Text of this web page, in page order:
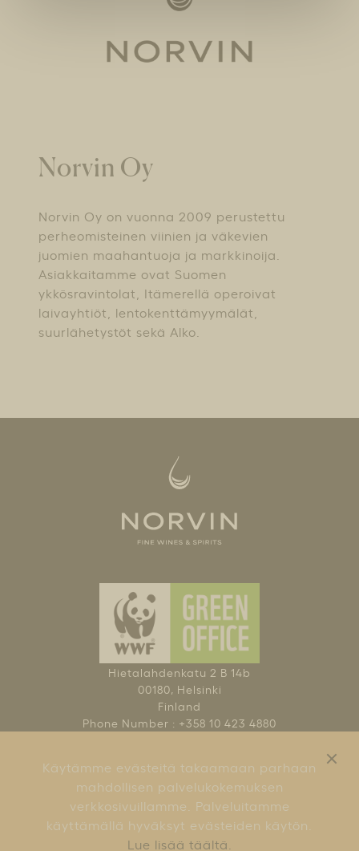
Käytämme evästeitä takaamaan parhaan
mahdollisen palvelukokemuksen
verkkosivuillamme. Palveluitamme
käyttämällä hyväksyt evästeiden käytön.
Lue lisää täältä.
Norvin Oy
Norvin Oy on vuonna 2009 perustettu
perheomisteinen viinien ja väkevien
juomien maahantuoja ja markkinoija.
Asiakkaitamme ovat Suomen
ykkösravintolat, Itämerellä operoivat
laivayhtiöt, lentokenttämyymälät,
suurlähetystöt sekä Alko.
Hietalahdenkatu 2 B 14b
00180, Helsinki
Finland
Phone Number : +358 10 423 4880
KÄYTTÖEHDOT